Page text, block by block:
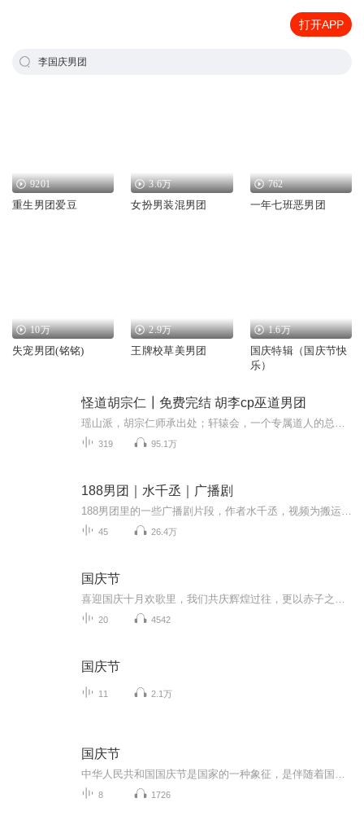
打开APP
李国庆男团
9201
重生男团爱豆
3.6万
女扮男装混男团
762
一年七班恶男团
10万
失宠男团(铭铭)
2.9万
王牌校草美男团
1.6万
国庆特辑（国庆节快
乐）
怪道胡宗仁┃免费完结 胡李cp巫道男团
319 95.1万
188男团｜水千丞｜广播剧
45 26.4万
国庆节
20 4542
国庆节
11 2.1万
国庆节
8 1726